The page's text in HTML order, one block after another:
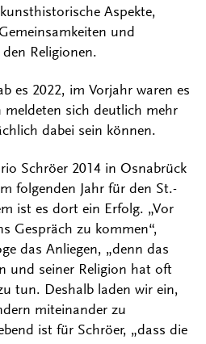
Aspekte,
und
Religionen.
es 2022, im Vorjahr waren es
sich deutlich mehr
dabei sein können.
Schröer 2014 in Osnabrück
folgenden Jahr für den St.-
ist es dort ein Erfolg. „Vor
Gespräch zu kommen“,
das Anliegen, „denn das
und seiner Religion hat oft
tun. Deshalb laden wir ein,
miteinander zu
ist für Schröer, „dass die